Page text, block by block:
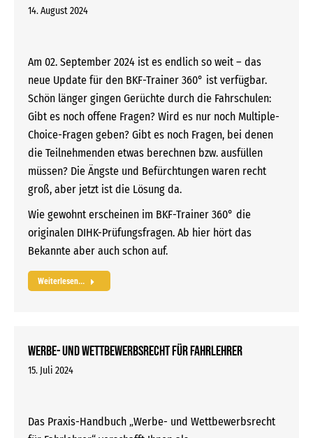
14. August 2024
Am 02. September 2024 ist es endlich so weit – das
neue Update für den BKF-Trainer 360° ist verfügbar.
Schön länger gingen Gerüchte durch die Fahrschulen:
Gibt es noch offene Fragen? Wird es nur noch Multiple-
Choice-Fragen geben? Gibt es noch Fragen, bei denen
die Teilnehmenden etwas berechnen bzw. ausfüllen
müssen? Die Ängste und Befürchtungen waren recht
groß, aber jetzt ist die Lösung da.
Wie gewohnt erscheinen im BKF-Trainer 360° die
originalen DIHK-Prüfungsfragen. Ab hier hört das
Bekannte aber auch schon auf.
Weiterlesen...
Werbe- und Wettbewerbsrecht für Fahrlehrer
15. Juli 2024
Das Praxis-Handbuch „Werbe- und Wettbewerbsrecht